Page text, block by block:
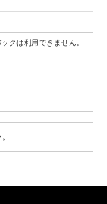
ックは利用できません。